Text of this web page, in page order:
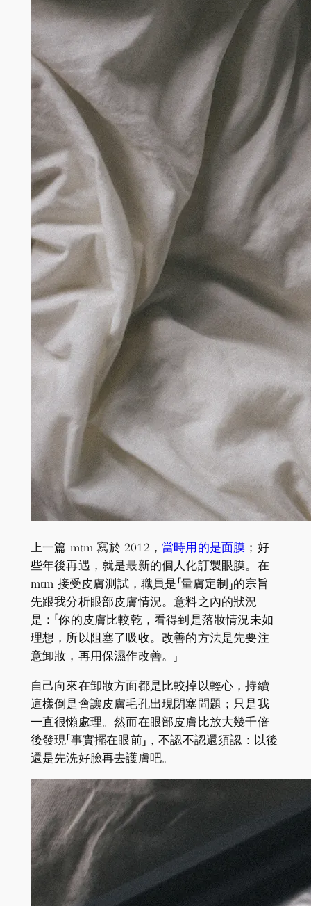
上一篇 mtm 寫於 2012，當時用的是面膜 ；好
些年後再遇，就是最新的個人化訂製眼膜。在
mtm 接受皮膚測試，職員是「量膚定制」的宗旨
先跟我分析眼部皮膚情況。意料之內的狀況
是：「你的皮膚比較乾，看得到是落妝情況未如
理想，所以阻塞了吸收。改善的方法是先要注
意卸妝，再用保濕作改善。」
自己向來在卸妝方面都是比較掉以輕心，持續
這樣倒是會讓皮膚毛孔出現閉塞問題；只是我
一直很懶處理。然而在眼部皮膚比放大幾千倍
後發現「事實擺在眼前」，不認不認還須認：以後
還是先洗好臉再去護膚吧。